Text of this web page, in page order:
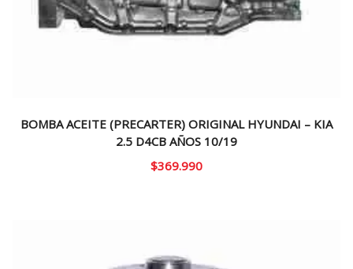
BOMBA ACEITE (PRECARTER) ORIGINAL HYUNDAI – KIA
2.5 D4CB AÑOS 10/19
$369.990